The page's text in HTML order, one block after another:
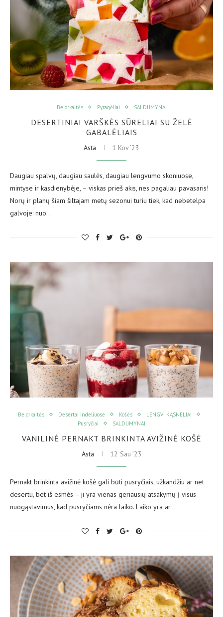
Be orkaitės Pyragėliai SALDUMYNAI
DESERTINIAI VARŠKĖS SŪRELIAI SU ŽELĖ
GABALĖLIAIS
Asta 1 Kov ’23
Daugiau spalvų, daugiau saulės, daugiau lengvumo skoniuose,
mintyse ir kasdienybėje, – viskas prieš akis, nes pagaliau pavasaris!
Norų ir planų šiam šiltajam metų sezonui turiu tiek, kad nebetelpa
galvoje: nuo…
Be orkaitės Desertai indeliuose Košės
LENGVI KĄSNELIAI
Pusryčiai
SALDUMYNAI
VANILINĖ PERNAKT BRINKINTA AVIŽINĖ KOŠĖ
Asta 12 Sau ’23
Pernakt brinkinta avižinė košė gali būti pusryčiais, užkandžiu ar net
desertu, bet iš esmės – ji yra vienas geriausių atsakymų į visus
nuogąstavimus, kad pusryčiams nėra laiko. Laiko yra ar…